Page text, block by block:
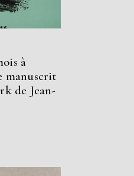
à
manuscrit
de Jean-